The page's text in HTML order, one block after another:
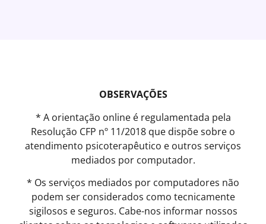
OBSERVAÇÕES
* A orientação online é regulamentada pela
Resolução CFP nº 11/2018 que dispõe sobre o
atendimento psicoterapêutico e outros serviços
mediados por computador.
* Os serviços mediados por computadores não
podem ser considerados como tecnicamente
sigilosos e seguros. Cabe-nos informar nossos